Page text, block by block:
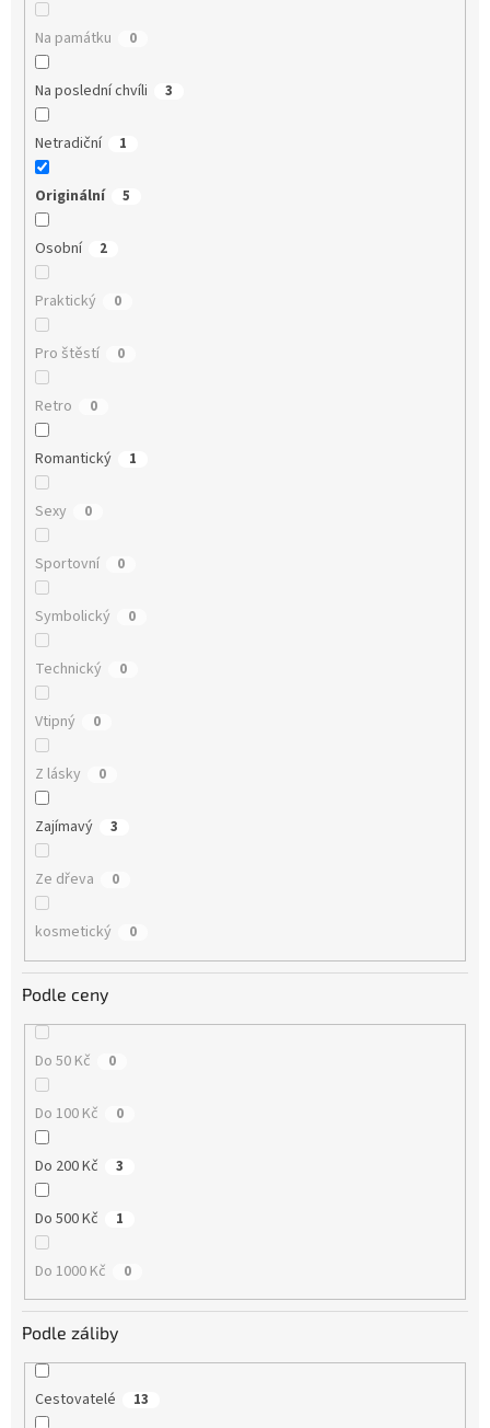
Na památku 0
Na poslední chvíli 3
Netradiční 1
Originální 5
Osobní 2
Praktický 0
Pro štěstí 0
Retro 0
Romantický 1
Sexy 0
Sportovní 0
Symbolický 0
Technický 0
Vtipný 0
Z lásky 0
Zajímavý 3
Ze dřeva 0
kosmetický 0
Podle ceny
Do 50 Kč 0
Do 100 Kč 0
Do 200 Kč 3
Do 500 Kč 1
Do 1000 Kč 0
Podle záliby
Cestovatelé 13